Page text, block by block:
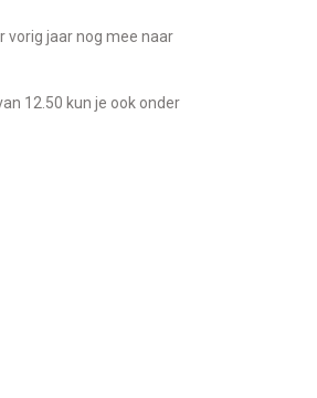
vorig jaar nog mee naar
12.50 kun je ook onder